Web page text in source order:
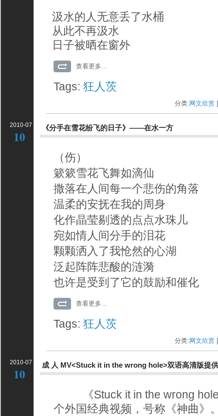
汲水的人无意丢了水桶
从此不再汲水
日子被晒在窗外
查看更多...
Tags:狂人茨
分类: 网文欣赏
2010-07
10
《分手在雪花纷飞的日子》——在水一方
（伤）
簌簌雪花飞舞如滴仙
撒落在人间每一个悲伤的角落
温柔的安抚在我的周身
化作晶莹剔透的点点水珠儿
宛如情人间分手的泪花
颗颗洒入了我怆然的心湖
泛起阵阵悲酸的涟漪
也许是受到了它的鼓励和催化
查看更多...
Tags:狂人茨
分类: 网文欣赏
2010-07
10
成 人 MV<Stuck it in the wrong hole>双语高清版提
《Stuck it in the wrong hole
个外国经典视频，号称《神曲》